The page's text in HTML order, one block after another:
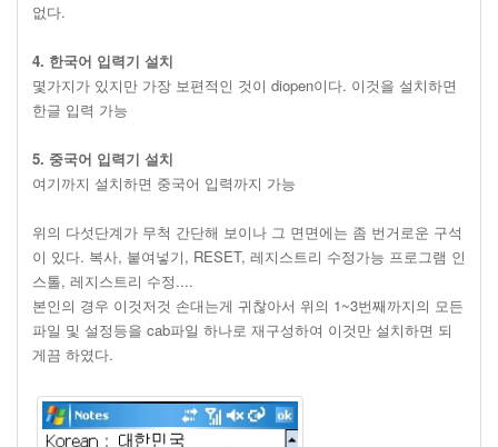
없다.
4. 한국어 입력기 설치
몇가지가 있지만 가장 보편적인 것이 diopen이다. 이것을 설치하면
한글 입력 가능
5. 중국어 입력기 설치
여기까지 설치하면 중국어 입력까지 가능
위의 다섯단계가 무척 간단해 보이나 그 면면에는 좀 번거로운 구석
이 있다. 복사, 붙여넣기, RESET, 레지스트리 수정가능 프로그램 인
스톨, 레지스트리 수정....
본인의 경우 이것저것 손대는게 귀찮아서 위의 1~3번째까지의 모든
파일 및 설정등을 cab파일 하나로 재구성하여 이것만 설치하면 되
게끔 하였다.